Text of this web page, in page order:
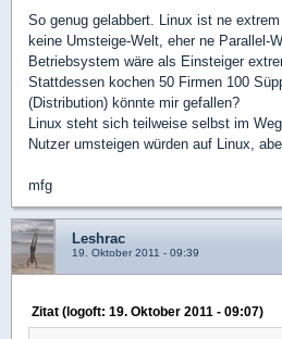
So genug gelabbert. Linux ist ne
keine Umsteige-Welt, eher ne Parallel-
Betriebsystem wäre als Einsteiger
Stattdessen kochen 50 Firmen 100
(Distribution) könnte mir gefallen?
Linux steht sich teilweise selbst im
Nutzer umsteigen würden auf Linux,
mfg
Leshrac
19. Oktober 2011 - 09:39
Zitat (logoft: 19. Oktober 2011 - 09:07)